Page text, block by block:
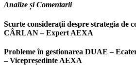
Analize și Comentarii
Scurte considerații despre strategia de
CÂRLAN – Expert AEXA
Probleme în gestionarea DUAE –
– Vicepreședinte AEXA